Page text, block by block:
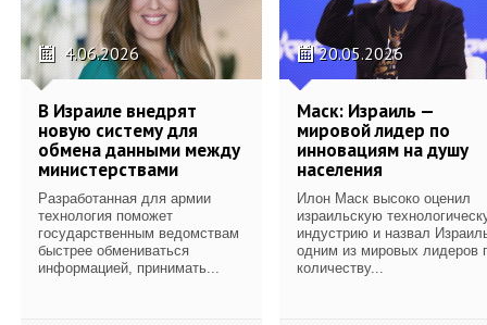
4.06.2026
В Израиле внедрят
новую систему для
обмена данными между
министерствами
Разработанная для армии
технология поможет
государственным ведомствам
быстрее обмениваться
информацией, принимать...
20.05.2026
Маск: Израиль —
мировой лидер по
инновациям на душу
населения
Илон Маск высоко оценил
израильскую
индустрию и назвал
одним из мировых лидеров
количеству...